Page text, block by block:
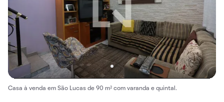
Casa à venda em São Lucas de 90 m² com varanda e quintal.